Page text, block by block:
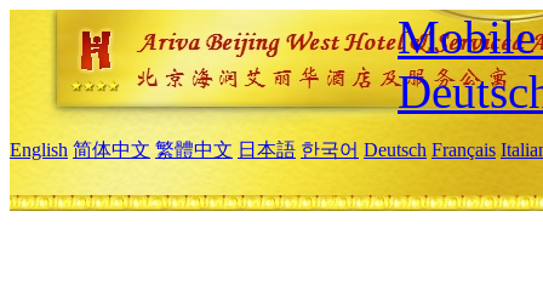
Mobile
English 简体中文 繁體中文 日本語 한국어 Deutsch Français